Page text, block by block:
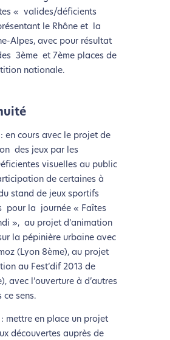
« valides/déficients
le Rhône et la
Alpes, avec pour résultat
3ème et 7ème places de
nationale.
en cours avec le projet de
des jeux par les
visuelles au public
de certaines à
stand de jeux sportifs
pour la journée « Faîtes
», au projet d’animation
la pépinière urbaine avec
(Lyon 8ème), au projet
au Fest’dif 2013 de
avec l’ouverture à d’autres
ce sens.
mettre en place un projet
découvertes auprès de